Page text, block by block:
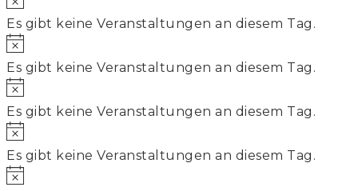
Es gibt keine Veranstaltungen an diesem Tag.
Es gibt keine Veranstaltungen an diesem Tag.
Es gibt keine Veranstaltungen an diesem Tag.
Es gibt keine Veranstaltungen an diesem Tag.